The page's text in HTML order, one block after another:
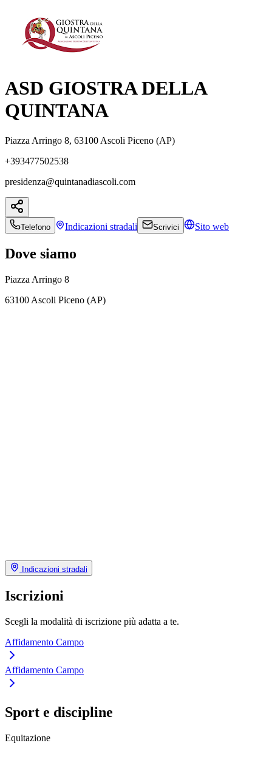
ASD GIOSTRA DELLA
QUINTANA
Piazza Arringo 8, 63100 Ascoli Piceno (AP)
+393477502538
presidenza@quintanadiascoli.com
Telefono Indicazioni stradali Scrivici Sito web
Dove siamo
Piazza Arringo 8
63100 Ascoli Piceno (AP)
Indicazioni stradali
Iscrizioni
Scegli la modalità di iscrizione più adatta a te.
Affidamento Campo
Affidamento Campo
Sport e discipline
Equitazione